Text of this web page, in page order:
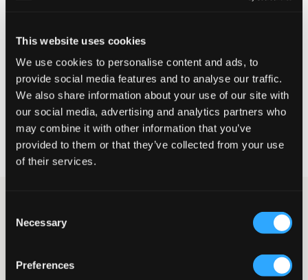
This website uses cookies
We use cookies to personalise content and ads, to
provide social media features and to analyse our traffic.
We also share information about your use of our site with
our social media, advertising and analytics partners who
may combine it with other information that you’ve
provided to them or that they’ve collected from your use
of their services.
Selection
Necessary
Preferences
Regenjassen voor kinderen en
Ben je het beu om elke keer nat en koud te worden als het regent? Dan is het
tijd om te investeren in een goede regenjas! Met een regenjas kunnen
VERKOOP
RAIN JACKET
44,50 € 89 €
NIEUW
The North Face
B ANTORA RAIN JKT
79 €